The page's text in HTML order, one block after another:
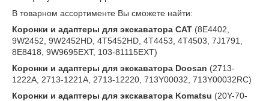
В товарном ассортименте Вы сможете найти:
Коронки и адаптеры для экскаватора CAT (8E4402,
9W2452, 9W2452HD, 4T5452HD, 4T4453, 4T4503, 7J1791,
8E8418, 9W9695EXT, 103-81115EXT)
Коронки и адаптеры для экскаватора Doosan (2713-
1222A, 2713-1221A, 2713-12220, 713Y00032, 713Y00032RC)
Коронки и адаптеры для экскаватора Komatsu (20Y-70-